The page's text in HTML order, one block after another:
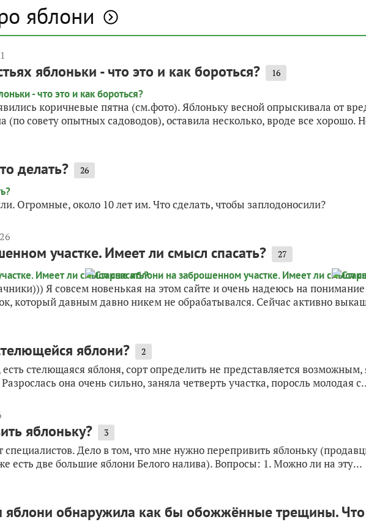
яблони
яблоньки - что это и как бороться? 16
коричневые пятна (см.фото). Яблоньку весной опрыскивала от
(по совету опытных садоводов), оставила несколько, вроде все хорошо.
делать? 26
Огромные, около 10 лет им. Что сделать, чтобы заплодоносили?
участке. Имеет ли смысл спасать? 27
Я совсем новенькая на этом сайте и очень надеюсь на
который давным давно никем не обрабатывался. Сейчас активно
яблони? 2
стелющаяся яблоня, сорт определить не представляется
она очень сильно, заняла четверть участка, поросль молодая
яблоньку? 3
специалистов. Дело в том, что мне нужно перепривить яблоньку
есть две большие яблони Белого налива). Вопросы: 1. Можно ли на эту...
яблони обнаружила как бы обожжённые трещины. Что